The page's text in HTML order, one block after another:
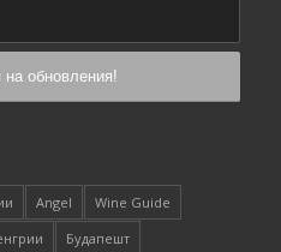
Angel
Wine Guide
Будапешт